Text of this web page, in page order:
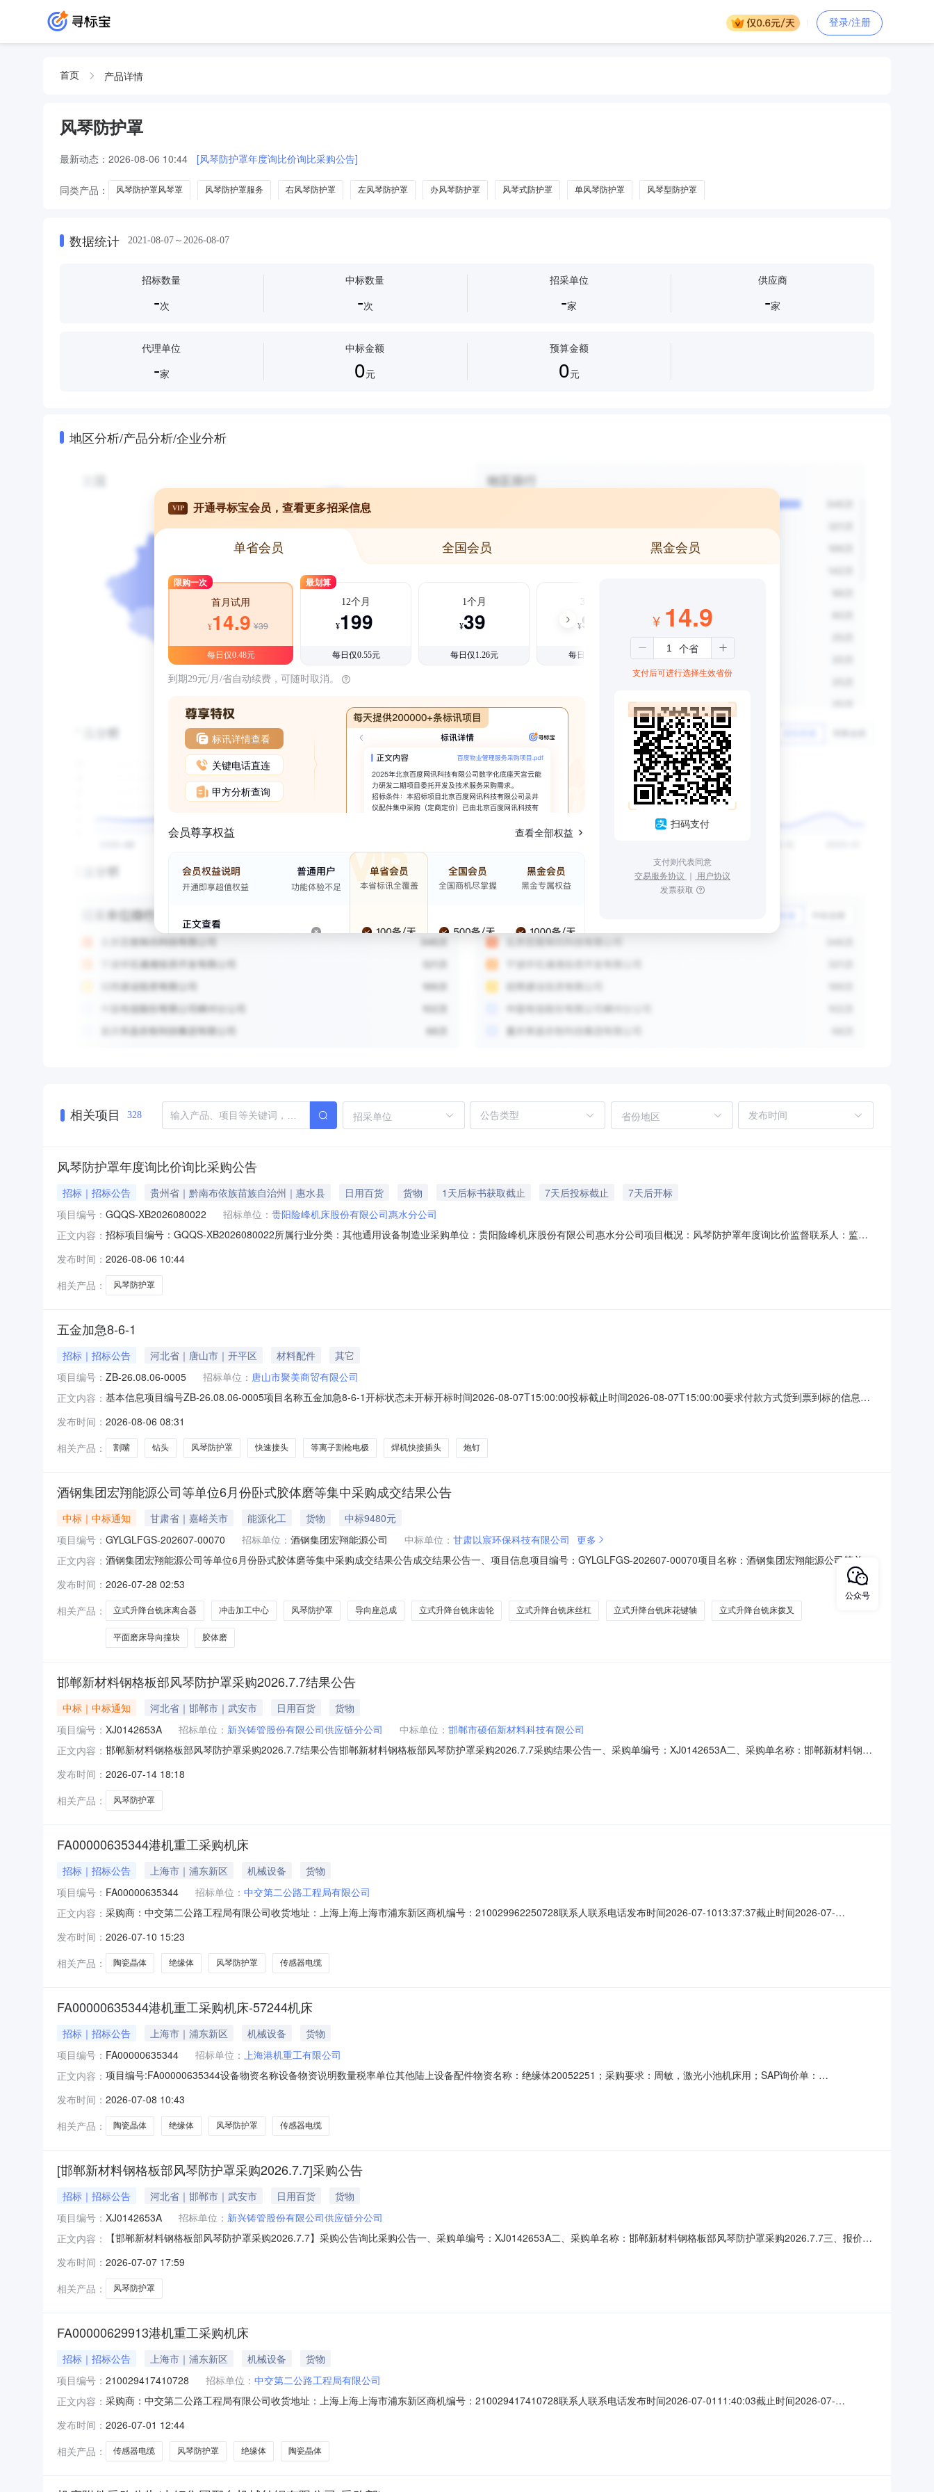
登录/注册
首页 产品详情
风琴防护罩
最新动态： 2026-08-06 10:44 [风琴防护罩年度询比价询比采购公告]
同类产品： 风琴防护罩风琴罩 风琴防护罩服务 右风琴防护罩 左风琴防护罩 办风琴防护罩 风琴式防护罩 单风琴防护罩 风琴型防护罩
数据统计 2021-08-07～2026-08-07
招标数量
-次
中标数量
-次
招采单位
-家
供应商
-家
代理单位
-家
中标金额
0元
预算金额
0元
地区分析/产品分析/企业分析
VIP 开通寻标宝会员，查看更多招采信息
单省会员 全国会员 黑金会员
限购一次
首月试用
¥14.9 ¥39
每日仅0.48元
最划算
12个月
¥199
每日仅0.55元
1个月
¥39
每日仅1.26元
3个月
¥99
每日仅1.08元
到期29元/月/省自动续费，可随时取消。
标讯详情查看
关键电话直连
甲方分析查询
会员尊享权益 查看全部权益
¥ 14.9
支付后可进行选择生效省份
扫码支付
支付则代表同意
交易服务协议 ｜ 用户协议
发票获取
相关项目 328 招采单位 省份地区
风琴防护罩年度询比价询比采购公告
招标｜招标公告 贵州省｜黔南布依族苗族自治州｜惠水县 日用百货 货物 1天后标书获取截止 7天后投标截止
7天后开标
项目编号： GQQS-XB2026080022 招标单位： 贵阳险峰机床股份有限公司惠水分公司
正文内容： 招标项目编号：GQQS-XB2026080022所属行业分类：其他通用设备制造业采购单位：贵阳险峰机床股份有限公司惠水分公司项目概况：风琴防护罩年度询比价监督联系人：监督
报名截止时间：截标/开标时间：2026-08-1509:00:00文件获取开始时间：2026-08-0609:00:00文件获取截止时间：2026-08-0909:00:
发布时间： 2026-08-06 10:44
相关产品：
风琴防护罩
五金加急8-6-1
招标｜招标公告 河北省｜唐山市｜开平区 材料配件
其它
项目编号： ZB-26.08.06-0005 招标单位： 唐山市聚美商贸有限公司
正文内容： 基本信息项目编号ZB-26.08.06-0005项目名称五金加急8-6-1开标状态未开标开标时间2026-08-07T15:00:00投标截止时间2026-08-07T15:00:00要求付款方式货到票到标的信息编
30.011.011.015.0018ZZ炮钉.与炮钉枪配套，规格为32mm圆片钉颗工程三部500.01
发布时间： 2026-08-06 08:31
相关产品：
割嘴 钻头 风琴防护罩 快速接头 等离子割枪电极 焊机快接插头 炮钉
酒钢集团宏翔能源公司等单位6月份卧式胶体磨等集中采购成交结果公告
中标｜中标通知 甘肃省｜嘉峪关市 能源化工 货物
中标9480元
项目编号： GYLGLFGS-202607-00070 招标单位： 酒钢集团宏翔能源公司 中标单位： 甘肃以宸环保科技有限公司 更多
正文内容： 酒钢集团宏翔能源公司等单位6月份卧式胶体磨等集中采购成交结果公告成交结果公告一、项目信息项目编号：GYLGLFGS-202607-00070项目名称：酒钢集团宏翔能源公司等单位
6月份卧式胶体磨等集中采购标段编号：GYLGLFGS-XBCG-202607-00070-1-1标段名称：酒钢集团宏翔能源公司等单位6月份卧式胶体磨等集中采购二、成交结果信息成交人名称
标的名称物料编码规格型号成交数量成交金额(万元)成交总额(万元)品牌交货期备注备注甘肃以宸环保科技有限公司平面磨床导向撞块\M7120D/H70458330平面
发布时间： 2026-07-28 02:53
相关产品：
立式升降台铣床离合器 冲击加工中心 风琴防护罩 导向座总成 立式升降台铣床齿轮 立式升降台铣床丝杠 立式升降台铣床花键轴 立式升降台铣床拨叉
平面磨床导向撞块 胶体磨
邯郸新材料钢格板部风琴防护罩采购2026.7.7结果公告
中标｜中标通知 河北省｜邯郸市｜武安市 日用百货
货物
项目编号： XJ0142653A 招标单位： 新兴铸管股份有限公司供应链分公司 中标单位： 邯郸市硕佰新材料科技有限公司
正文内容： 邯郸新材料钢格板部风琴防护罩采购2026.7.7结果公告邯郸新材料钢格板部风琴防护罩采购2026.7.7采购结果公告一、采购单编号：XJ0142653A二、采购单名称：邯郸新材料钢格
内公开七、报价截止日期：2026-07-1317:00:00八、公告日期：2026-07-14九、采购执行人联系方式：18055375917具体规格、技术指标及售后服务要求
发布时间： 2026-07-14 18:18
相关产品：
风琴防护罩
FA00000635344港机重工采购机床
招标｜招标公告 上海市｜浦东新区 机械设备
货物
项目编号： FA00000635344 招标单位： 中交第二公路工程局有限公司
正文内容： 采购商：中交第二公路工程局有限公司收货地址：上海上海上海市浦东新区商机编号：210029962250728联系人联系电话发布时间2026-07-1013:37:37截止时间2026-07-
准品采购清单行号物料编码物料名称品牌型号采购量是否送样对供应商附言11533976其他陆上设备配件物料描述：物资名称：风琴防护罩20225210；采
发布时间： 2026-07-10 15:23
相关产品：
陶瓷晶体 绝缘体 风琴防护罩 传感器电缆
FA00000635344港机重工采购机床-57244机床
招标｜招标公告 上海市｜浦东新区 机械设备
货物
项目编号： FA00000635344 招标单位： 上海港机重工有限公司
正文内容： 项目编号:FA00000635344设备物资名称设备物资说明数量税率单位其他陆上设备配件物资名称：绝缘体20052251；采购要求：周敏，激光小池机床用；SAP询价单：
风琴防护罩20225210；采购要求：周敏，激光小池机床用；SAP询价单：10000572442.013%件其他陆上设备配件物资名称：陶瓷晶体40017064
发布时间： 2026-07-08 10:43
相关产品：
陶瓷晶体 绝缘体 风琴防护罩 传感器电缆
[邯郸新材料钢格板部风琴防护罩采购2026.7.7]采购公告
招标｜招标公告 河北省｜邯郸市｜武安市 日用百货
货物
项目编号： XJ0142653A 招标单位： 新兴铸管股份有限公司供应链分公司
正文内容：
【邯郸新材料钢格板部风琴防护罩采购2026.7.7】采购公告询比采购公告一、采购单编号：XJ0142653A二、采购单名称：邯郸新材料钢格板部风琴防护罩采购2026.7.7三、报价截
联系方式：18055375917九、询价类型：库内公开具体规格、技术指标及售后服务要求等详见下表。序号产品描述采购数量计量单位质量要求税率交付时间交货地点采
发布时间： 2026-07-07 17:59
相关产品：
风琴防护罩
FA00000629913港机重工采购机床
招标｜招标公告 上海市｜浦东新区 机械设备
货物
项目编号： 210029417410728 招标单位： 中交第二公路工程局有限公司
正文内容： 采购商：中交第二公路工程局有限公司收货地址：上海上海上海市浦东新区商机编号：210029417410728联系人联系电话发布时间2026-07-0111:40:03截止时间2026-07-
准品采购清单行号物料编码物料名称品牌型号采购量是否送样对供应商附言11433492其他陆上设备配件物料描述：物资名称：风琴防护罩20225210；采
发布时间： 2026-07-01 12:44
相关产品：
传感器电缆 风琴防护罩 绝缘体 陶瓷晶体
公众号